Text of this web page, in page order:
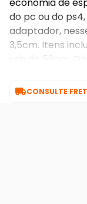
do pc ou do
adaptador,
3,5cm. Itens
usb de 59cm.
CONSULTE